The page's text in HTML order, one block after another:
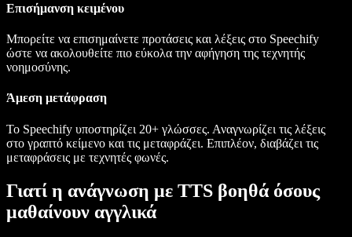
Επισήμανση κειμένου
Μπορείτε να επισημαίνετε προτάσεις και λέξεις στο Speechify
ώστε να ακολουθείτε πιο εύκολα την αφήγηση της τεχνητής
νοημοσύνης.
Άμεση μετάφραση
Το Speechify υποστηρίζει 20+ γλώσσες. Αναγνωρίζει τις λέξεις
στο γραπτό κείμενο και τις μεταφράζει. Επιπλέον, διαβάζει τις
μεταφράσεις με τεχνητές φωνές.
Γιατί η ανάγνωση με TTS βοηθά όσους
μαθαίνουν αγγλικά